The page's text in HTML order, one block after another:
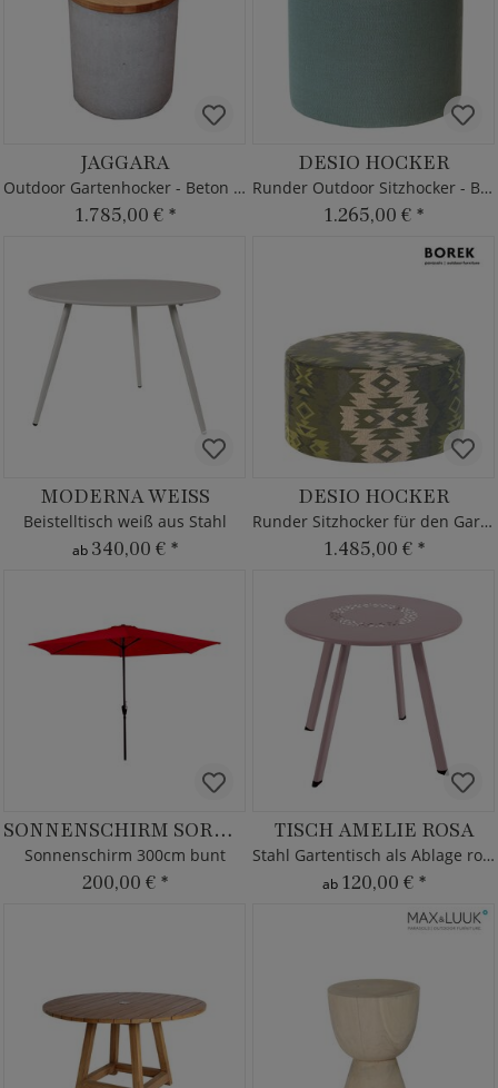
JAGGARA
Outdoor Gartenhocker - Beton & Holz
1.785,00 € *
DESIO HOCKER
Runder Outdoor Sitzhocker - Borek
1.265,00 € *
MODERNA WEISS
Beistelltisch weiß aus Stahl
ab 340,00 € *
DESIO HOCKER
Runder Sitzhocker für den Garten
1.485,00 € *
SONNENSCHIRM SORANI
Sonnenschirm 300cm bunt
200,00 € *
TISCH AMELIE ROSA
Stahl Gartentisch als Ablage rosa
ab 120,00 € *